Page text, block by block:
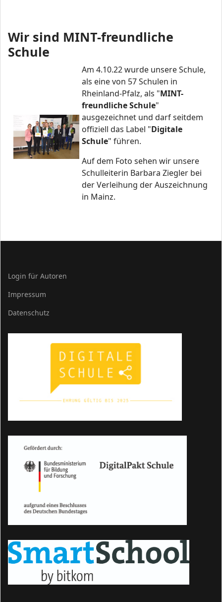
Wir sind MINT-freundliche
Schule
Am 4.10.22 wurde unsere Schule,
als eine von 57 Schulen in
Rheinland-Pfalz, als "MINT-
freundliche Schule"
ausgezeichnet und darf seitdem
offiziell das Label "Digitale
Schule" führen.
Auf dem Foto sehen wir unsere
Schulleiterin Barbara Ziegler bei
der Verleihung der Auszeichnung
in Mainz.
Login für Autoren
Impressum
Datenschutz